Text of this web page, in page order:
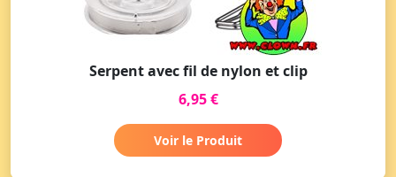
Serpent avec fil de nylon et clip
6,95 €
Voir le Produit